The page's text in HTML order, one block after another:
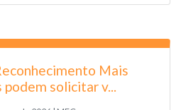
Mais
solicitar v...